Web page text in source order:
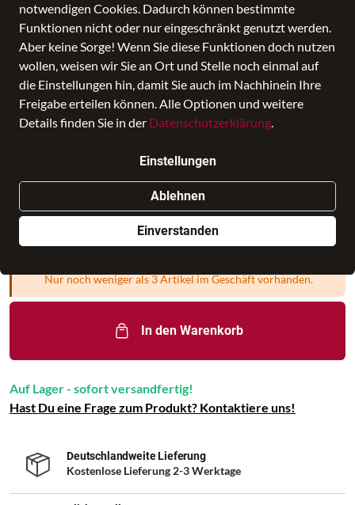
notwendigen Cookies. Dadurch können bestimmte
Funktionen nicht oder nur eingeschränkt genutzt werden.
Aber keine Sorge! Wenn Sie diese Funktionen doch nutzen
wollen, weisen wir Sie an Ort und Stelle noch einmal auf
die Einstellungen hin, damit Sie auch im Nachhinein Ihre
Freigabe erteilen können. Alle Optionen und weitere
Details finden Sie in der Datenschutzerklärung.
Einstellungen
Ablehnen
Einverstanden
Lederwaren Krönin BAGMONDO
23 Angebote anderer Anbieter
Nur noch weniger als 3 Artikel im Geschäft vorhanden.
In den Warenkorb
Auf Lager - sofort versandfertig!
Hast Du eine Frage zum Produkt? Kontaktiere uns!
Deutschlandweite Lieferung
Kostenlose Lieferung 2-3 Werktage